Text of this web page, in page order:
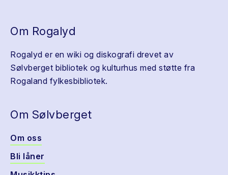
Om Rogalyd
Rogalyd er en wiki og diskografi drevet av
Sølvberget bibliotek og kulturhus med støtte fra
Rogaland fylkesbibliotek.
Om Sølvberget
Om oss
Bli låner